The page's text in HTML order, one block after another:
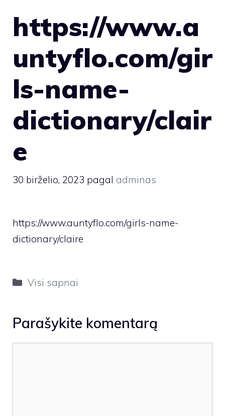
https://www.a
untyflo.com/gir
ls-name-
dictionary/clair
e
30 birželio, 2023 pagal adminas
https://www.auntyflo.com/girls-name-
dictionary/claire
Kategorijos
Visi sapnai
Parašykite komentarą